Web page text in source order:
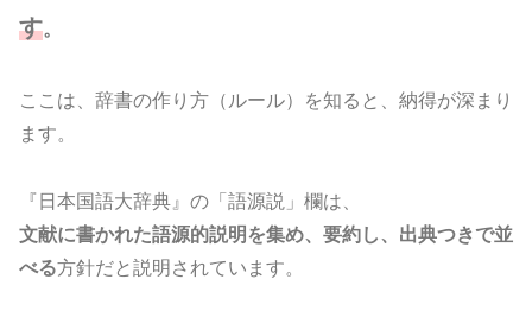
す。
ここは、辞書の作り方（ルール）を知ると、納得が深まり
ます。
『日本国語大辞典』の「語源説」欄は、
文献に書かれた語源的説明を集め、要約し、出典つきで並
べる方針だと説明されています。